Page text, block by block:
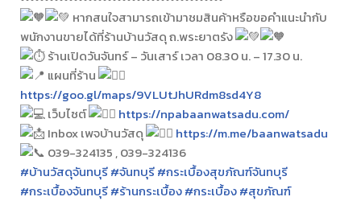
หากสนใจสามารถเข้ามาชมสินค้าหรือขอคำแนะนำกับ
พนักงานขายได้ที่ร้านบ้านวัสดุ ถ.พระยาตรัง
ร้านเปิดวันจันทร์ – วันเสาร์ เวลา 08.30 น. – 17.30 น.
แผนที่ร้าน
https://goo.gl/maps/9VLUtJhURdm8sd4Y8
เว็บไซต์
https://npabaanwatsadu.com/
Inbox เพจบ้านวัสดุ
https://m.me/baanwatsadu
039-324135 , 039-324136
#บ้านวัสดุจันทบุรี#จันทบุรี#กระเบื้องสุขภัณฑ์จันทบุรี
#กระเบื้องจันทบุรี#ร้านกระเบื้อง#กระเบื้อง#สุขภัณฑ์